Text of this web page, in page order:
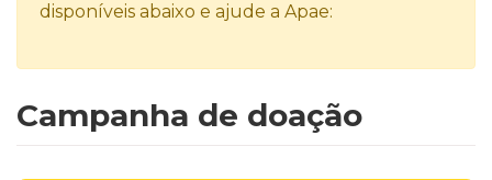
disponíveis abaixo e ajude a Apae:
Campanha de doação